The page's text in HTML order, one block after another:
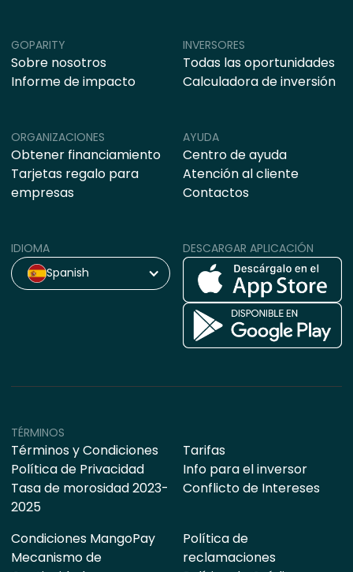
ORGANIZACIONES
Obtener financiamiento
Tarjetas regalo para
empresas
AYUDA
Centro de ayuda
Atención al cliente
Contactos
GOPARITY
Sobre nosotros
Informe de impacto
INVERSORES
Todas las oportunidades
Calculadora de inversión
IDIOMA
Spanish
DESCARGAR APLICACIÓN
TÉRMINOS
Términos y Condiciones
Política de Privacidad
Tasa de morosidad 2023-
2025
Tarifas
Info para el inversor
Conflicto de Intereses
Condiciones MangoPay
Mecanismo de
Política de
reclamaciones